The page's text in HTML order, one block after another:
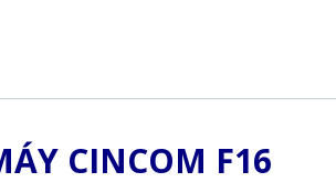
CINCOM F16